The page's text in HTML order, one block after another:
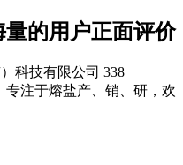
的用户正面评价
科技有限公司 338
注于熔盐产、销、研，欢